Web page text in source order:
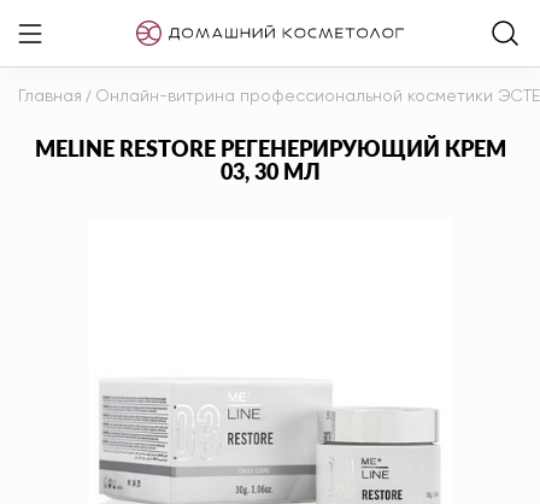
Главная / Онлайн-витрина профессиональной косметики
MELINE RESTORE РЕГЕНЕРИРУЮЩИЙ КРЕМ
03, 30 МЛ